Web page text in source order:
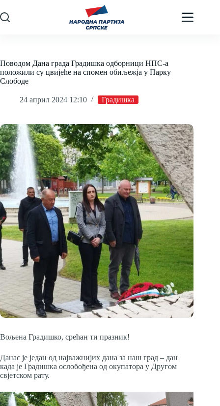
to
content
Поводом Дана града Градишка одборници НПС-а
положили су цвијеће на спомен обиљежја у Парку
Слободе
24 април 2024 12:10 Градишка
Вољена Градишко, срећан ти празник!
Данас је један од најважнијих дана за наш град – дан
када је Градишка ослобођена од окупатора у Другом
свјетском рату.